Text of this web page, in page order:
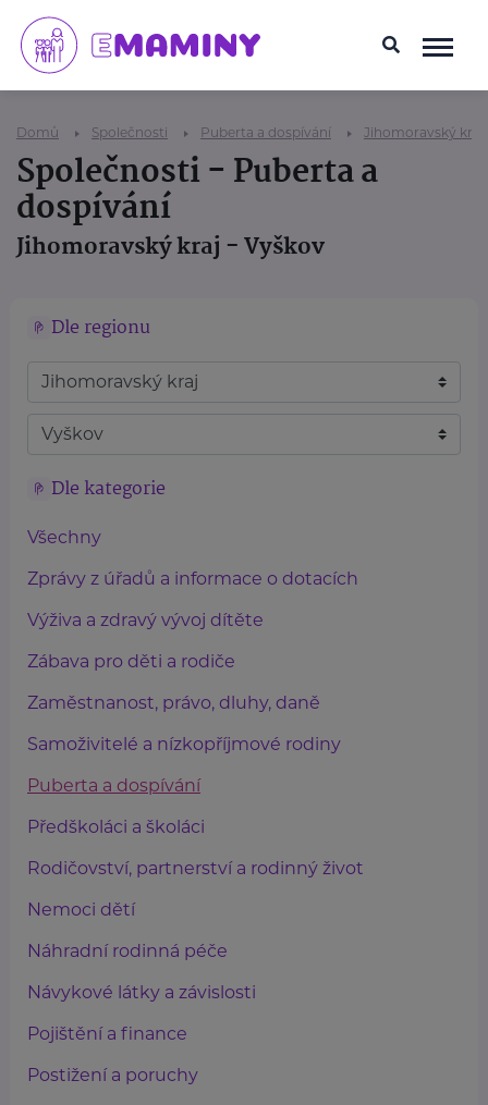
Domů Společnosti Puberta a dospívání Jihomoravský kraj
Společnosti - Puberta a
dospívání
Jihomoravský kraj - Vyškov
Dle regionu
Dle kategorie
Všechny
Zprávy z úřadů a informace o dotacích
Výživa a zdravý vývoj dítěte
Zábava pro děti a rodiče
Zaměstnanost, právo, dluhy, daně
Samoživitelé a nízkopříjmové rodiny
Puberta a dospívání
Předškoláci a školáci
Rodičovství, partnerství a rodinný život
Nemoci dětí
Náhradní rodinná péče
Návykové látky a závislosti
Pojištění a finance
Postižení a poruchy